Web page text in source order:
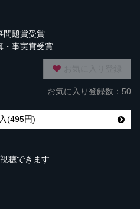
題賞受賞
事実賞受賞
お気に入り登録数：50
(495円)
聴できます